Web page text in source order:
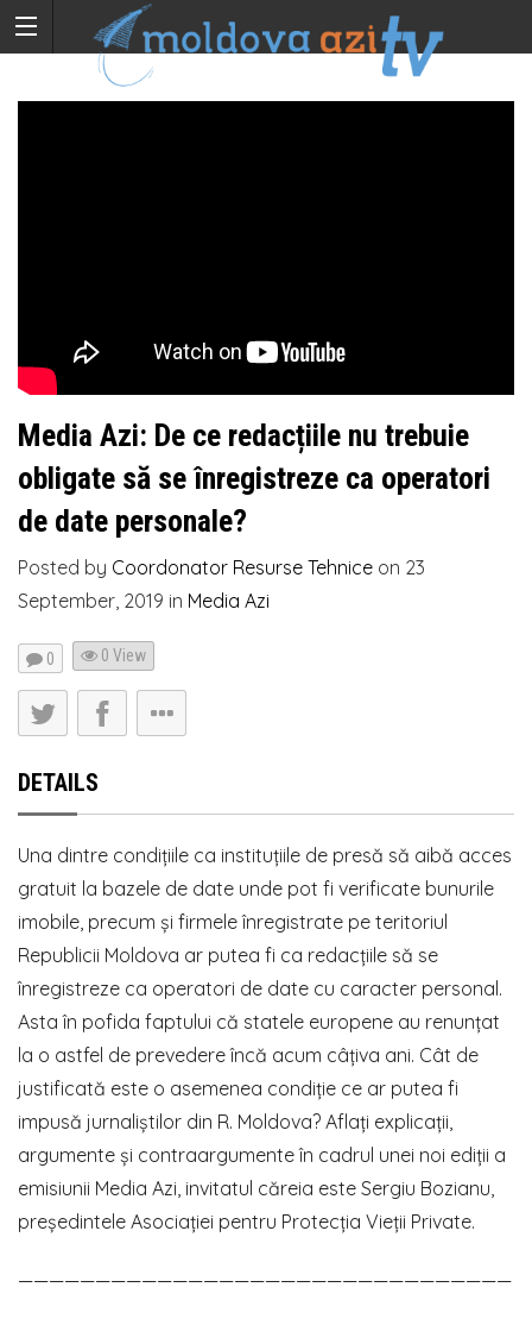
Media Azi: De ce redacțiile nu trebuie
obligate să se înregistreze ca operatori
de date personale?
Posted by Coordonator Resurse Tehnice on 23
September, 2019 in Media Azi
0 0 View
DETAILS
Una dintre condițiile ca instituțiile de presă să aibă acces
gratuit la bazele de date unde pot fi verificate bunurile
imobile, precum și firmele înregistrate pe teritoriul
Republicii Moldova ar putea fi ca redacțiile să se
înregistreze ca operatori de date cu caracter personal.
Asta în pofida faptului că statele europene au renunțat
la o astfel de prevedere încă acum câțiva ani. Cât de
justificată este o asemenea condiție ce ar putea fi
impusă jurnaliștilor din R. Moldova? Aflați explicații,
argumente și contraargumente în cadrul unei noi ediții a
emisiunii Media Azi, invitatul căreia este Sergiu Bozianu,
președintele Asociației pentru Protecția Vieții Private.
————————————————————————————————